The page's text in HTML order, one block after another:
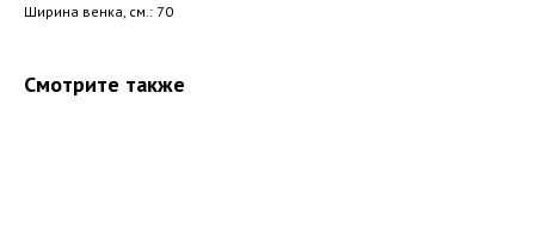
Ширина венка, см.: 70
Смотрите также